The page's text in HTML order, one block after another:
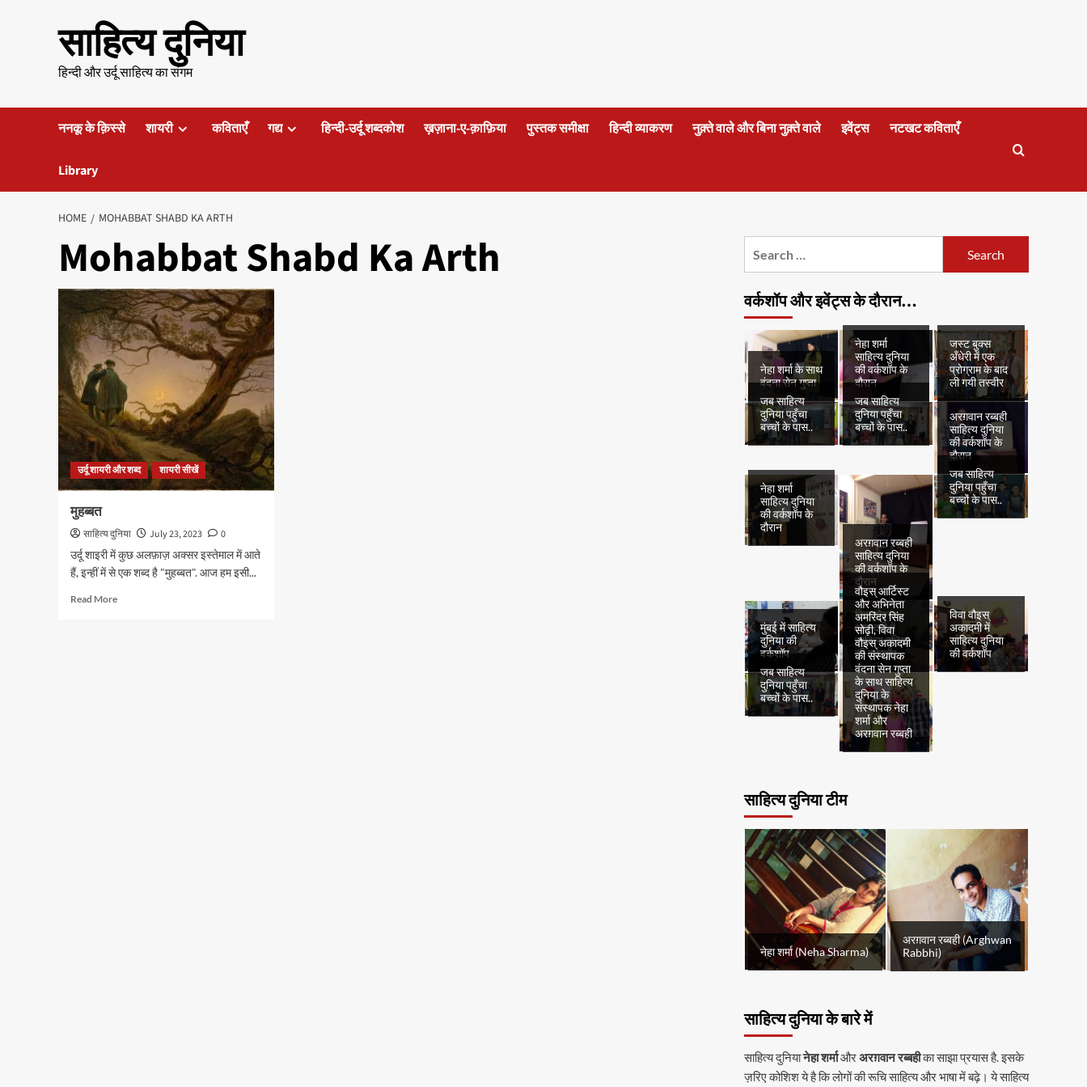
साहित्य दुनिया
हिन्दी और उर्दू साहित्य का संगम
ननकू के क़िस्से शायरी कविताएँ गद्य हिन्दी-उर्दू शब्दकोश ख़ज़ाना-ए-क़ाफ़िया पुस्तक समीक्षा हिन्दी व्याकरण नुक़्ते वाले और बिना नुक़्ते वाले इवेंट्स नटखट कविताएँ
Library
HOME MOHABBAT SHABD KA ARTH
Mohabbat Shabd Ka Arth
उर्दू शायरी और शब्द शायरी सीखें
मुहब्बत
साहित्य दुनिया July 23, 2023
0
उर्दू शाइरी में कुछ अलफ़ाज़ अक्सर इस्तेमाल में आते
हैं, इन्हीं में से एक शब्द है "मुहब्बत". आज हम इसी...
Read MoreRead
वर्कशॉप और इवेंट्स के दौरान…
नेहा शर्मा के साथ
वंदना सेन गुप्ता
नेहा शर्मा
साहित्य दुनिया
की वर्कशॉप के
दौरान
जस्ट बुक्स
अँधेरी में एक
प्रोग्राम के बाद
ली गयी तस्वीर
जब साहित्य
दुनिया पहुँचा
बच्चों के पास..
जब साहित्य
दुनिया पहुँचा
बच्चों के पास..
अरग़वान रब्बही
साहित्य दुनिया
की वर्कशॉप के
दौरान
नेहा शर्मा
साहित्य दुनिया
की वर्कशॉप के
दौरान
अरग़वान रब्बही
साहित्य दुनिया
की वर्कशॉप के
दौरान
जब साहित्य
दुनिया पहुँचा
बच्चों के पास..
मुंबई में साहित्य
दुनिया की
वर्कशॉप
विवा वौइस्
अकादमी में
साहित्य दुनिया
की वर्कशॉप
विवा वौइस्
अकादमी में
साहित्य दुनिया
की वर्कशॉप
जब साहित्य
दुनिया पहुँचा
बच्चों के पास..
वौइस् आर्टिस्ट
और अभिनेता
अमरिंदर सिंह
सोढ़ी, विवा
वौइस् अकादमी
की संस्थापक
वंदना सेन गुप्ता
के साथ साहित्य
दुनिया के
संस्थापक नेहा
शर्मा और
अरग़वान रब्बही
साहित्य दुनिया टीम
नेहा शर्मा (Neha Sharma)
अरग़वान रब्बही (Arghwan
Rabbhi)
साहित्य दुनिया के बारे में
साहित्य दुनियानेहा शर्माऔरअरग़वान रब्बहीका साझा प्रयास है. इसके
ज़रिए कोशिश ये है कि लोगों की रूचि साहित्य और भाषा में बढ़े। ये साहित्य